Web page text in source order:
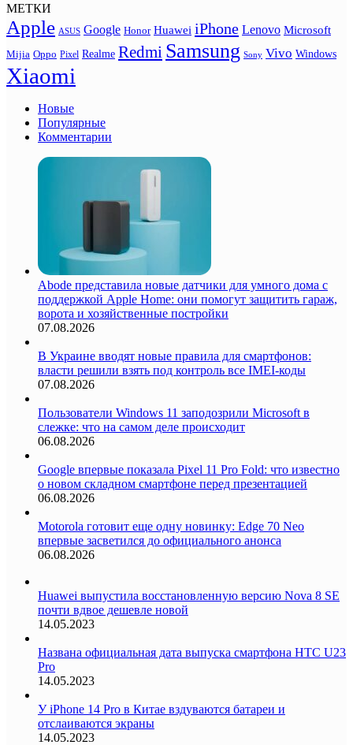
МЕТКИ
Apple ASUS Google Honor Huawei iPhone Lenovo Microsoft
Mijia Oppo Pixel Realme Redmi Samsung Sony Vivo Windows
Xiaomi
Новые
Популярные
Комментарии
Abode представила новые датчики для умного дома с
поддержкой Apple Home: они помогут защитить гараж,
ворота и хозяйственные постройки
07.08.2026
В Украине вводят новые правила для смартфонов:
власти решили взять под контроль все IMEI-коды
07.08.2026
Пользователи Windows 11 заподозрили Microsoft в
слежке: что на самом деле происходит
06.08.2026
Google впервые показала Pixel 11 Pro Fold: что известно
о новом складном смартфоне перед презентацией
06.08.2026
Motorola готовит еще одну новинку: Edge 70 Neo
впервые засветился до официального анонса
06.08.2026
Huawei выпустила восстановленную версию Nova 8 SE
почти вдвое дешевле новой
14.05.2023
Названа официальная дата выпуска смартфона HTC U23
Pro
14.05.2023
У iPhone 14 Pro в Китае вздуваются батареи и
отслаиваются экраны
14.05.2023